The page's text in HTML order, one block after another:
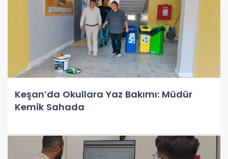
Keşan’da Okullara Yaz Bakımı: Müdür
Kemik Sahada